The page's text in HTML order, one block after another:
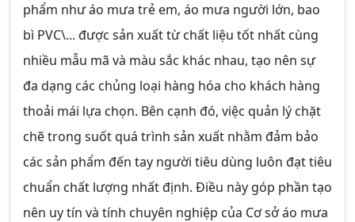
phẩm như áo mưa trẻ em, áo mưa người lớn, bao
bì PVC\... được sản xuất từ chất liệu tốt nhất cùng
nhiều mẫu mã và màu sắc khác nhau, tạo nên sự
đa dạng các chủng loại hàng hóa cho khách hàng
thoải mái lựa chọn. Bên cạnh đó, việc quản lý chặt
chẽ trong suốt quá trình sản xuất nhằm đảm bảo
các sản phẩm đến tay người tiêu dùng luôn đạt tiêu
chuẩn chất lượng nhất định. Điều này góp phần tạo
nên uy tín và tính chuyên nghiệp của Cơ sở áo mưa